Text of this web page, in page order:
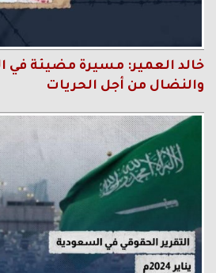
خالد العمير: مسيرة مضيئة في
والنضال من أجل الحريات